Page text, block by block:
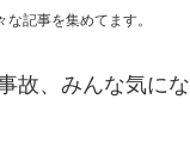
記事を集めてます。
故、みんな気にな